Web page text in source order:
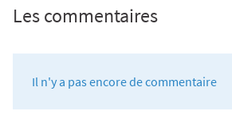
Les commentaires
Il n'y a pas encore de commentaire